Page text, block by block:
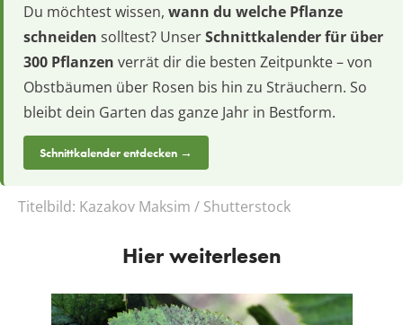
Du möchtest wissen, wann du welche Pflanze
schneiden solltest? UnserSchnittkalender für über
300 Pflanzen verrät dir die besten Zeitpunkte – von
Obstbäumen über Rosen bis hin zu Sträuchern. So
bleibt dein Garten das ganze Jahr in Bestform.
Schnittkalender entdecken →
Titelbild: Kazakov Maksim / Shutterstock
Hier weiterlesen